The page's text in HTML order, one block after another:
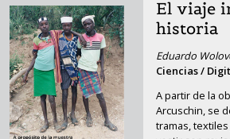
El viaje
historia
Eduardo
Ciencias /
A partir de la
Arcuschin, se
tramas,